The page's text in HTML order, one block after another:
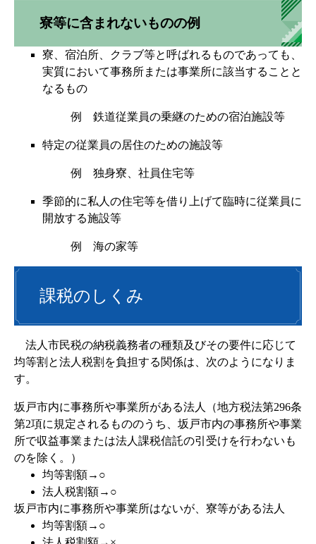
寮等に含まれないものの例
寮、宿泊所、クラブ等と呼ばれるものであっても、
実質において事務所または事業所に該当することと
なるもの
例 鉄道従業員の乗継のための宿泊施設等
特定の従業員の居住のための施設等
例 独身寮、社員住宅等
季節的に私人の住宅等を借り上げて臨時に従業員に
開放する施設等
例 海の家等
課税のしくみ
法人市民税の納税義務者の種類及びその要件に応じて
均等割と法人税割を負担する関係は、次のようになりま
す。
坂戸市内に事務所や事業所がある法人（地方税法第296条
第2項に規定されるもののうち、坂戸市内の事務所や事業
所で収益事業または法人課税信託の引受けを行わないも
のを除く。）
均等割額→○
法人税割額→○
坂戸市内に事務所や事業所はないが、寮等がある法人
均等割額→○